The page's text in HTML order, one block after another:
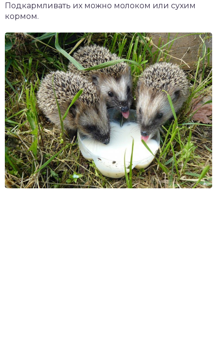
Подкармливать их можно молоком или сухим
кормом.